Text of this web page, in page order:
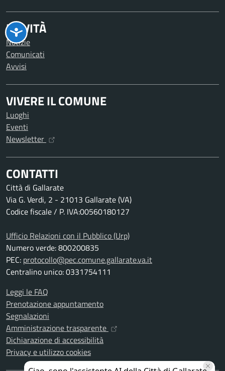
NOVITÀ
Notizie
Comunicati
Avvisi
VIVERE IL COMUNE
Luoghi
Eventi
Newsletter
CONTATTI
Città di Gallarate
Via G. Verdi, 2 - 21013 Gallarate (VA)
Codice fiscale / P. IVA:00560180127
Ufficio Relazioni con il Pubblico (Urp)
Numero verde: 800200835
PEC: protocollo@pec.comune.gallarate.va.it
Centralino unico: 0331754111
Leggi le FAQ
Prenotazione appuntamento
Segnalazioni
Amministrazione trasparente
Dichiarazione di accessibilità
Privacy e utilizzo cookies